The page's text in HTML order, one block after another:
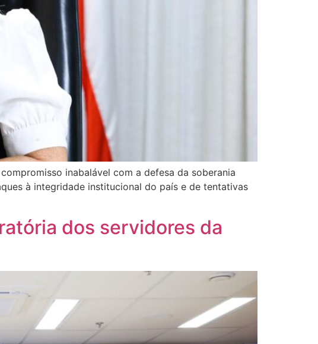
inabalável com a defesa da soberania
à integridade institucional do país e de tentativas
dos servidores da